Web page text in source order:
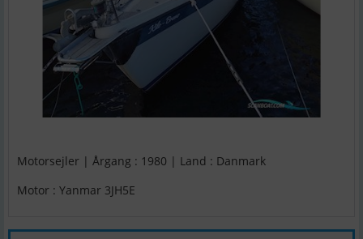
Motorsejler | Årgang : 1980 | Land : Danmark
Motor : Yanmar 3JH5E